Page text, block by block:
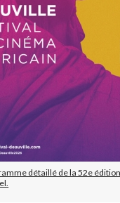
détaillé de la 52e